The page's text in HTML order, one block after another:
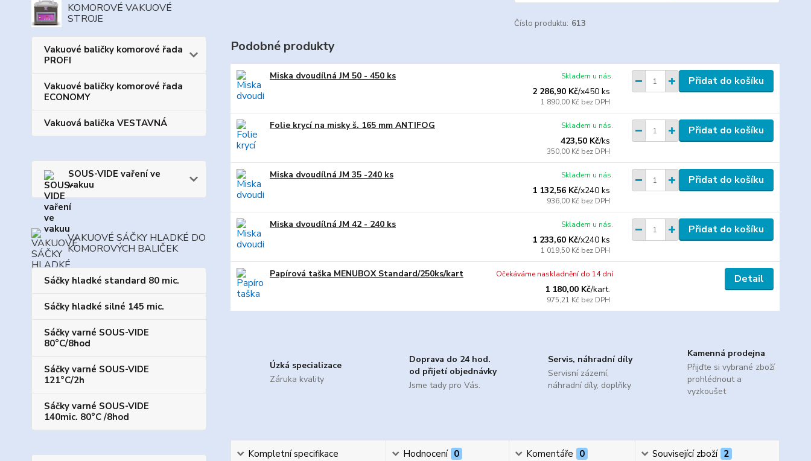
KOMOROVÉ VAKUOVÉ
STROJE
Vakuové baličky komorové řada
PROFI
Vakuové baličky komorové řada
ECONOMY
Vakuová balička VESTAVNÁ
SOUS-VIDE vaření ve
vakuu
VAKUOVÉ SÁČKY HLADKÉ DO
KOMOROVÝCH BALIČEK
Sáčky hladké standard 80 mic.
Sáčky hladké silné 145 mic.
Sáčky varné SOUS-VIDE
80°C/8hod
Sáčky varné SOUS-VIDE
121°C/2h
Sáčky varné SOUS-VIDE
140mic. 80°C /8hod
Číslo produktu: 613
Podobné produkty
Miska dvoudílná JM 50 - 450 ks
2 286,90 Kč/x450 ks
1 890,00 Kč bez DPH
Skladem u nás. Přidat do košíku
Folie krycí na misky š. 165 mm ANTIFOG
423,50 Kč/ks
350,00 Kč bez DPH
Skladem u nás. Přidat do košíku
Miska dvoudílná JM 35 -240 ks
1 132,56 Kč/x240 ks
936,00 Kč bez DPH
Skladem u nás. Přidat do košíku
Miska dvoudílná JM 42 - 240 ks
1 233,60 Kč/x240 ks
1 019,50 Kč bez DPH
Skladem u nás. Přidat do košíku
Papírová taška MENUBOX Standard/250ks/kart
1 180,00 Kč/kart.
975,21 Kč bez DPH
Očekáváme naskladnění do 14 dní Detail
Úzká specializace
Záruka kvality
Doprava do 24 hod.
od přijetí objednávky
Jsme tady pro Vás.
Servis, náhradní díly
Servisní zázemí,
náhradní díly, doplňky
Kamenná prodejna
Přijďte si vybrané zboží
prohlédnout a
vyzkoušet
Kompletní specifikace Hodnocení 0 Komentáře 0 Související zboží 2